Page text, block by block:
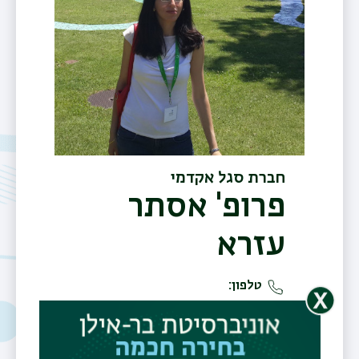
חברת סגל אקדמי
פרופ' אסתר
עזרא
טלפון
משרד